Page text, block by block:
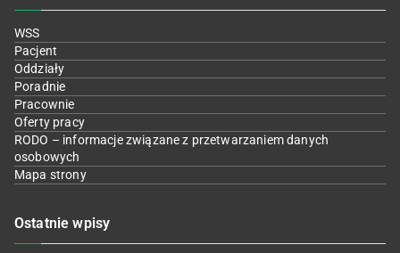
WSS
Pacjent
Oddziały
Poradnie
Pracownie
Oferty pracy
RODO – informacje związane z przetwarzaniem danych
osobowych
Mapa strony
Ostatnie wpisy